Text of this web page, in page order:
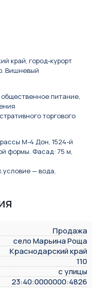
край, город-курорт
Вишневый
питание,
торгового
М-4 Дон, 1524-й
формы. Фасад: 75 м,
— вода,
Продажа
село Марьина Роща
Краснодарский край
110
с улицы
23:40:0000000:4826